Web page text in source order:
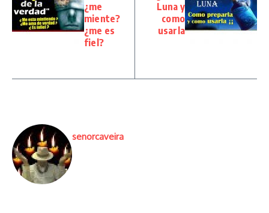
¿me
miente?
¿me es
fiel?
Luna y
como
usarla
senorcaveira